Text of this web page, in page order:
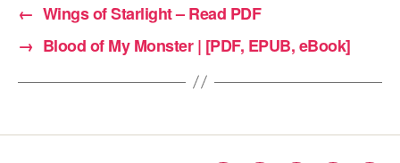
← Wings of Starlight – Read PDF
→ Blood of My Monster | [PDF, EPUB, eBook]